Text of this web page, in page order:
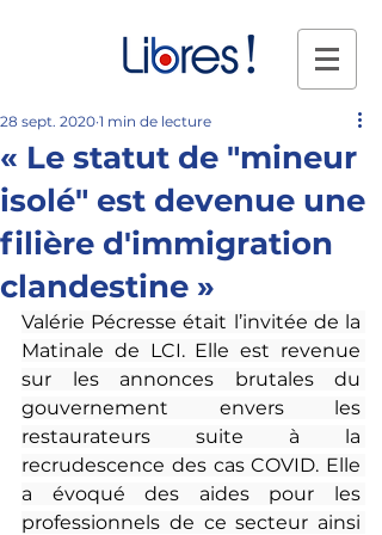
« Le statut de "mineur
isolé" est devenue une
filière d'immigration
clandestine »
28 sept. 2020 1 min de lecture
Valérie Pécresse était l’invitée de la
Matinale de LCI. Elle est revenue
sur les annonces brutales du
gouvernement envers les
restaurateurs suite à la
recrudescence des cas COVID. Elle
a évoqué des aides pour les
professionnels de ce secteur ainsi